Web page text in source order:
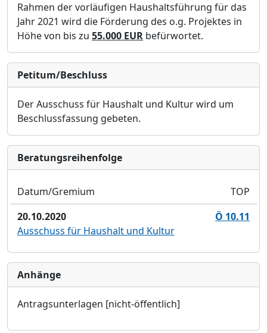
Rahmen der vorläufigen Haushaltsführung für das
Jahr 2021 wird die Förderung des o.g. Projektes in
Höhe von bis zu 55.000 EUR befürwortet.
Petitum/Beschluss
Der Ausschuss für Haushalt und Kultur wird um
Beschlussfassung gebeten.
Bera­tungs­reihen­folge
Datum/Gremium
TOP
20.10.2020
Ö 10.11
Ausschuss für Haushalt und Kultur
Anhänge
Antragsunterlagen [nicht-öffentlich]